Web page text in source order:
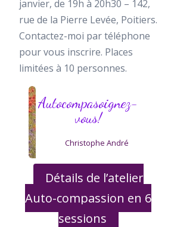
janvier, de 19h à 20h30 – 142,
rue de la Pierre Levée, Poitiers.
Contactez-moi par téléphone
pour vous inscrire. Places
limitées à 10 personnes.
Autocompasoignez-
vous!
Christophe André
Détails de l’atelier
Auto-compassion en 6
sessions